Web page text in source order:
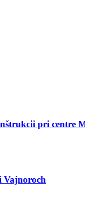
pri centre
Vajnoroch